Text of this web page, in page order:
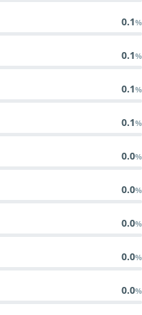
0.1
0.1
0.1
0.1
0.0
0.0
0.0
0.0
0.0